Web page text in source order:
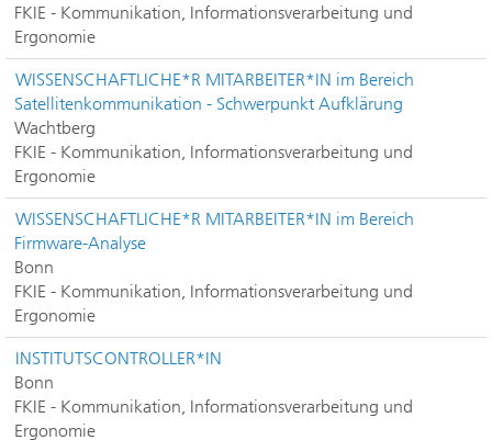
FKIE - Kommunikation, Informationsverarbeitung und
Ergonomie
WISSENSCHAFTLICHE*R MITARBEITER*IN im Bereich
Satellitenkommunikation - Schwerpunkt Aufklärung
Wachtberg
FKIE - Kommunikation, Informationsverarbeitung und
Ergonomie
WISSENSCHAFTLICHE*R MITARBEITER*IN im Bereich
Firmware-Analyse
Bonn
FKIE - Kommunikation, Informationsverarbeitung und
Ergonomie
INSTITUTSCONTROLLER*IN
Bonn
FKIE - Kommunikation, Informationsverarbeitung und
Ergonomie